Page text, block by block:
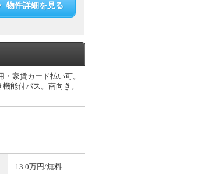
物件詳細を見る
家賃カード払い可。
能付バス。南向き。
13.0万円/無料